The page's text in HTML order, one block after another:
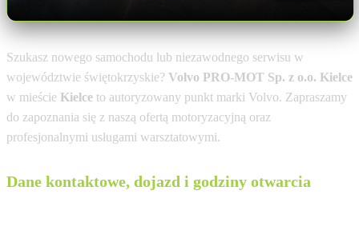
Szukasz nowego samochodu lub niezawodnego serwisu w
województwie świętokrzyskie? Volvo PRO-MOT Sp. z o.o. Kielce
w mieście Kielce to autoryzowany punkt marki Volvo. Zapraszamy
do zapoznania się z naszą ofertą motoryzacyjną oraz
profesjonalnymi usługami warsztatowymi.
Dane kontaktowe, dojazd i godziny otwarcia